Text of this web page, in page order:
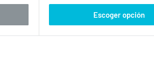
Escoger opción